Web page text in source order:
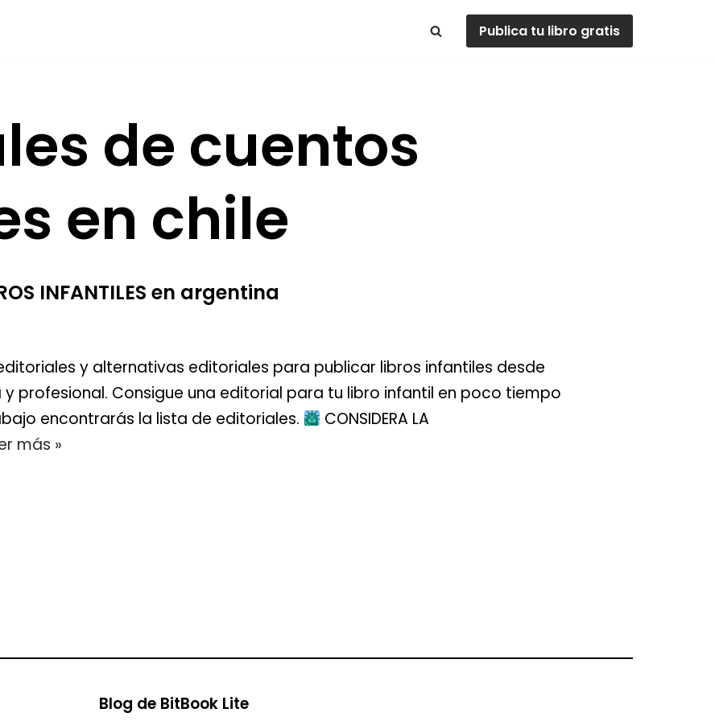
Publica tu libro gratis
de cuentos
en chile
INFANTILES en argentina
y alternativas editoriales para publicar libros infantiles desde
profesional. Consigue una editorial para tu libro infantil en poco tiempo
encontrarás la lista de editoriales.
CONSIDERA LA
más »
Blog de BitBook Lite